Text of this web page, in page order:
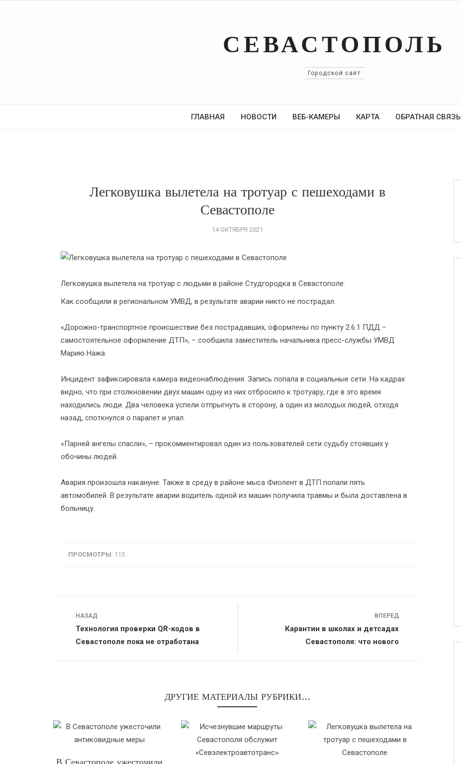
СЕВАСТОПОЛЬ
Городской сайт
ГЛАВНАЯ НОВОСТИ ВЕБ-КАМЕРЫ КАРТА ОБРАТНАЯ СВЯЗЬ
Легковушка вылетела на тротуар с пешеходами в
Севастополе
14 ОКТЯБРЯ 2021
Легковушка вылетела на тротуар с людьми в районе Студгородка в Севастополе.
Как сообщили в региональном УМВД, в результате аварии никто не пострадал.
«Дорожно-транспортное происшествие без пострадавших, оформлены по пункту 2.6.1 ПДД –
самостоятельное оформление ДТП», – сообшила заместитель начальника пресс-службы УМВД
Марию Нажа.
Инцидент зафиксировала камера видеонаблюдения. Запись попала в социальные сети. На кадрах
видно, что при столкновении двух машин одну из них отбросило к тротуару, где в это время
находились люди. Два человека успели отпрыгнуть в сторону, а один из молодых людей, отходя
назад, споткнулся о парапет и упал.
«Парней ангелы спасли», – прокомментировал один из пользователей сети судьбу стоявших у
обочины людей.
Авария произошла накануне. Также в среду в районе мыса Фиолент в ДТП попали пять
автомобилей. В результате аварии водитель одной из машин получила травмы и была доставлена в
больницу.
ПРОСМОТРЫ: 115
Навигация
НАЗАД
Технология проверки QR-кодов в
Севастополе пока не отработана
ВПЕРЕД
Карантин в школах и детсадах
Севастополя: что нового
ДРУГИЕ МАТЕРИАЛЫ РУБРИКИ...